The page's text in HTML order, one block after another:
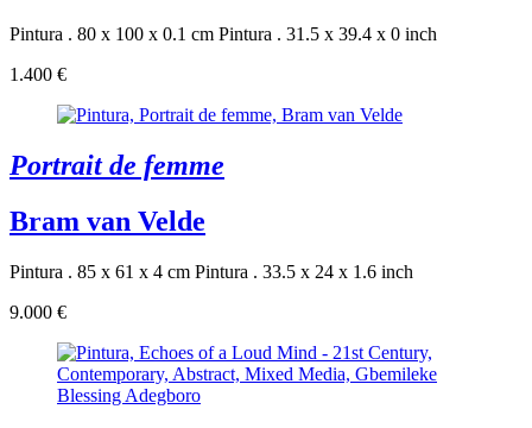
Pintura . 80 x 100 x 0.1 cm Pintura . 31.5 x 39.4 x 0 inch
1.400 €
Portrait de femme
Bram van Velde
Pintura . 85 x 61 x 4 cm Pintura . 33.5 x 24 x 1.6 inch
9.000 €